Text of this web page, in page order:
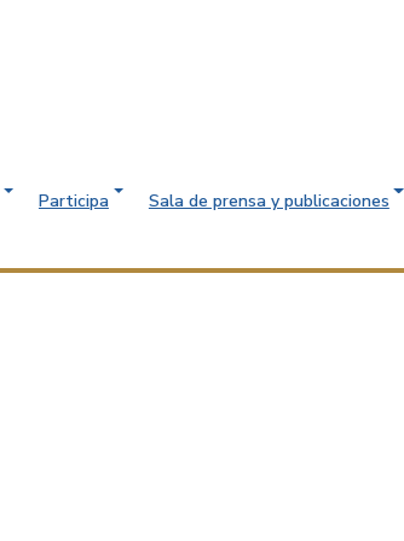
Participa Sala de prensa y publicaciones